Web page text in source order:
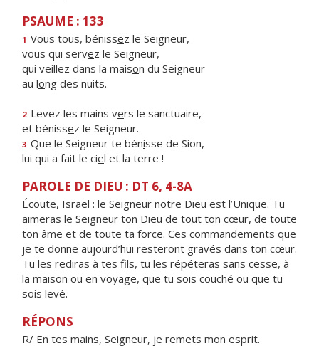
PSAUME : 133
1 Vous tous, bénissez le Seigneur,
vous qui servez le Seigneur,
qui veillez dans la maison du Seigneur
au long des nuits.
2 Levez les mains vers le sanctuaire,
et bénissez le Seigneur.
3 Que le Seigneur te bénisse de Sion,
lui qui a fait le ciel et la terre !
PAROLE DE DIEU : DT 6, 4-8A
Écoute, Israël : le Seigneur notre Dieu est l’Unique. Tu
aimeras le Seigneur ton Dieu de tout ton cœur, de toute
ton âme et de toute ta force. Ces commandements que
je te donne aujourd’hui resteront gravés dans ton cœur.
Tu les rediras à tes fils, tu les répéteras sans cesse, à
la maison ou en voyage, que tu sois couché ou que tu
sois levé.
RÉPONS
R/ En tes mains, Seigneur, je remets mon esprit.